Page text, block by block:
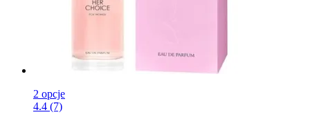
2 opcje
4.4 (7)